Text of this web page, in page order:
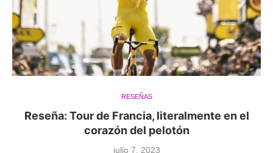
RESEÑAS
Reseña: Tour de Francia, literalmente en el
corazón del pelotón
julio 7, 2023